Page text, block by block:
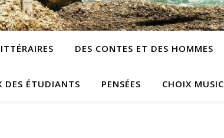
DES CONTES ET DES HOMMES
DES ÉTUDIANTS PENSÉES CHOIX